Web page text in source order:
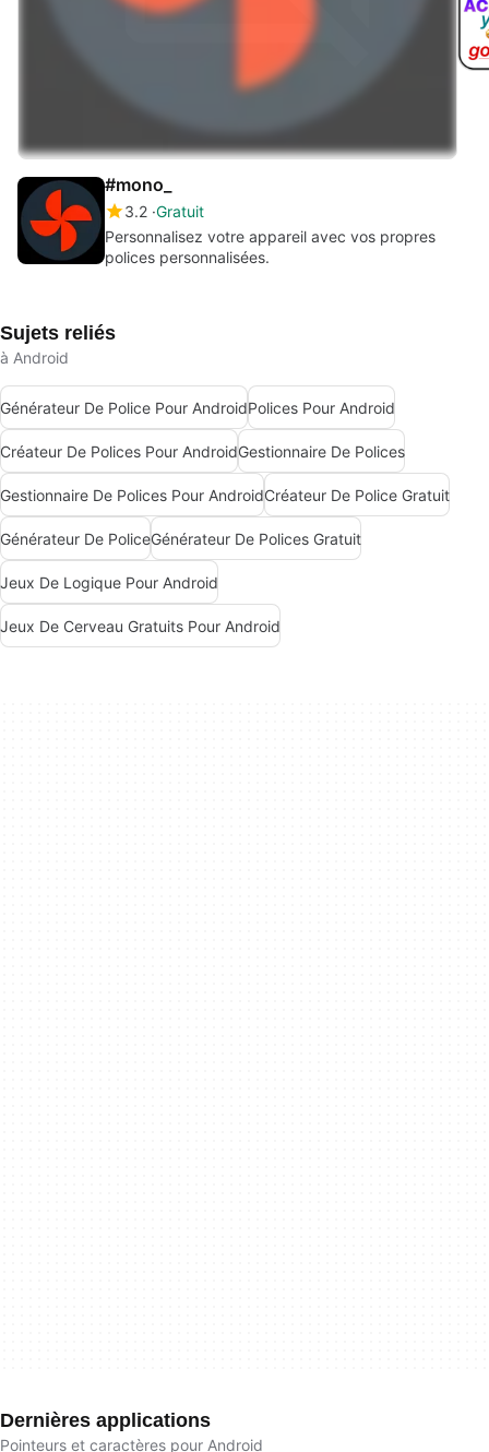
#mono_
3.2 Gratuit
Personnalisez votre appareil avec vos propres
polices personnalisées.
Sujets reliés
à Android
Générateur De Police Pour AndroidPolices Pour Android
Créateur De Polices Pour AndroidGestionnaire De Polices
Gestionnaire De Polices Pour AndroidCréateur De Police Gratuit
Générateur De PoliceGénérateur De Polices Gratuit
Jeux De Logique Pour Android
Jeux De Cerveau Gratuits Pour Android
Dernières applications
Pointeurs et caractères pour Android